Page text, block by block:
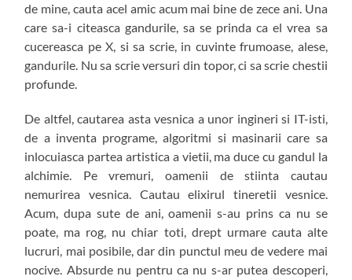
de mine, cauta acel amic acum mai bine de zece ani. Una
care sa-i citeasca gandurile, sa se prinda ca el vrea sa
cucereasca pe X, si sa scrie, in cuvinte frumoase, alese,
gandurile. Nu sa scrie versuri din topor, ci sa scrie chestii
profunde.
De altfel, cautarea asta vesnica a unor ingineri si IT-isti,
de a inventa programe, algoritmi si masinarii care sa
inlocuiasca partea artistica a vietii, ma duce cu gandul la
alchimie. Pe vremuri, oamenii de stiinta cautau
nemurirea vesnica. Cautau elixirul tineretii vesnice.
Acum, dupa sute de ani, oamenii s-au prins ca nu se
poate, ma rog, nu chiar toti, drept urmare cauta alte
lucruri, mai posibile, dar din punctul meu de vedere mai
nocive. Absurde nu pentru ca nu s-ar putea descoperi,